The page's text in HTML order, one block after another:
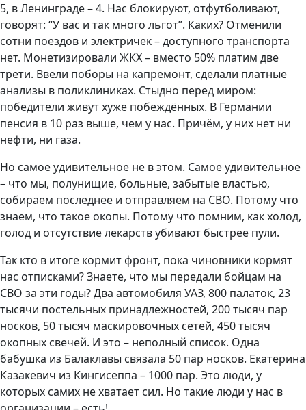
5, в Ленинграде – 4. Нас блокируют, отфутболивают,
говорят: “У вас и так много льгот”. Каких? Отменили
сотни поездов и электричек – доступного транспорта
нет. Монетизировали ЖКХ – вместо 50% платим две
трети. Ввели поборы на капремонт, сделали платные
анализы в поликлиниках. Стыдно перед миром:
победители живут хуже побеждённых. В Германии
пенсия в 10 раз выше, чем у нас. Причём, у них нет ни
нефти, ни газа.
Но самое удивительное не в этом. Самое удивительное
– что мы, полунищие, больные, забытые властью,
собираем последнее и отправляем на СВО. Потому что
знаем, что такое окопы. Потому что помним, как холод,
голод и отсутствие лекарств убивают быстрее пули.
Так кто в итоге кормит фронт, пока чиновники кормят
нас отписками? Знаете, что мы передали бойцам на
СВО за эти годы? Два автомобиля УАЗ, 800 палаток, 23
тысячи постельных принадлежностей, 200 тысяч пар
носков, 50 тысяч маскировочных сетей, 450 тысяч
окопных свечей. И это – неполный список. Одна
бабушка из Балаклавы связала 50 пар носков. Екатерина
Казакевич из Кингисеппа – 1000 пар. Это люди, у
которых самих не хватает сил. Но такие люди у нас в